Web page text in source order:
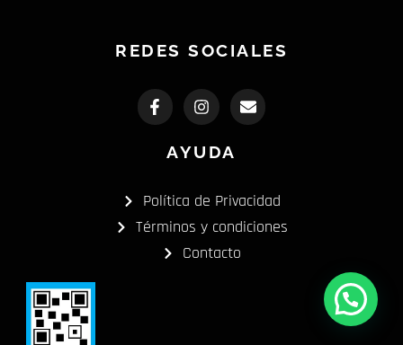
REDES SOCIALES
F
a
c
o
k
-
I
n
s
t
a
r
a
m
E
n
v
p
e
AYUDA
Política de Privacidad
Términos y condiciones
Contacto